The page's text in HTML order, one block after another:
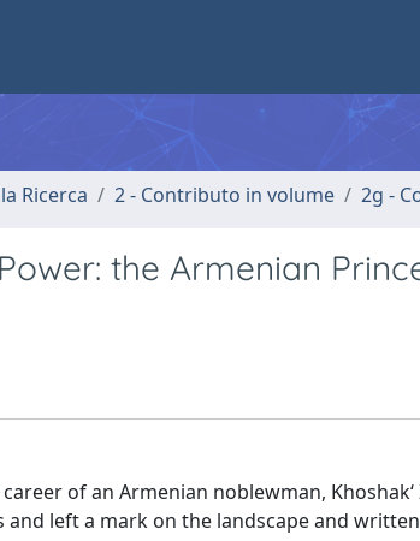
Ricerca 2 - Contributo in volume 2g -
the Armenian
of an Armenian noblewman,
left a mark on the landscape and